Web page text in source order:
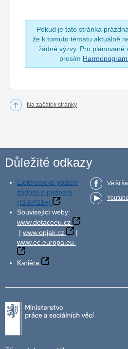
Pokud je tato stránka
že k tomuto tématu aktuálně
žádné výzvy. Pro plánované
prosím
Na začátek stránky
Důležité odkazy
Elektronické podání
žádosti o podporu
(IS KP21+)
Související weby:
www.dotaceeu.cz
| www.opjak.cz
|
www.ec.europa.eu
Kariéra
Větší
Youtube